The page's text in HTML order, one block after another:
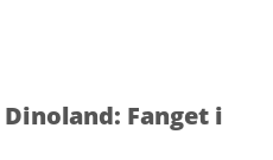
Fanget i